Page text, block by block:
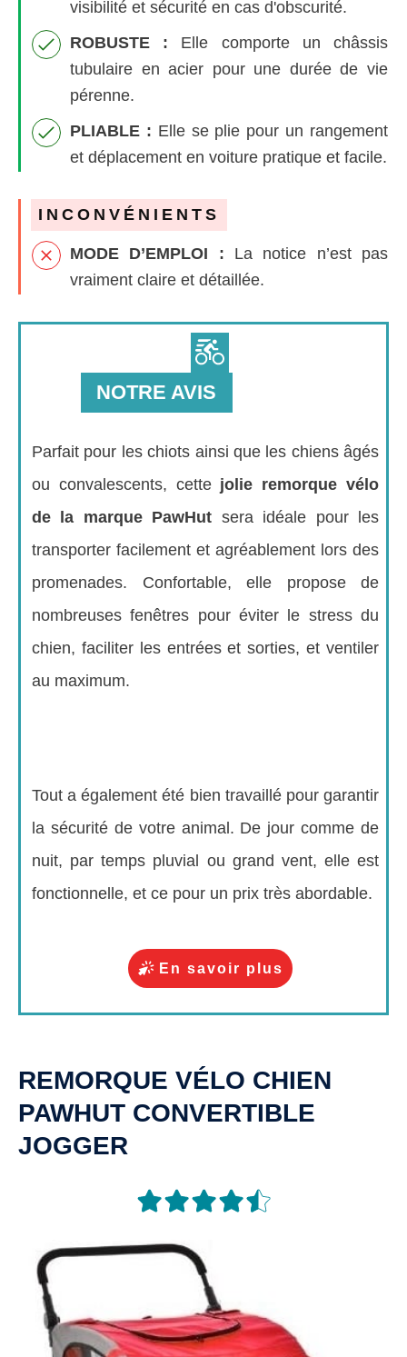
visibilité et sécurité en cas d'obscurité.
ROBUSTE : Elle comporte un châssis
tubulaire en acier pour une durée de vie
pérenne.
PLIABLE : Elle se plie pour un rangement
et déplacement en voiture pratique et facile.
INCONVÉNIENTS
MODE D’EMPLOI :
La notice n’est pas
vraiment claire et détaillée.
NOTRE AVIS
Parfait pour les chiots ainsi que les chiens âgés
ou convalescents, cette jolie remorque vélo
de la marque PawHut sera idéale pour les
transporter facilement et agréablement lors des
promenades. Confortable, elle propose de
nombreuses fenêtres pour éviter le stress du
chien, faciliter les entrées et sorties, et ventiler
au maximum.
Tout a également été bien travaillé pour garantir
la sécurité de votre animal. De jour comme de
nuit, par temps pluvial ou grand vent, elle est
fonctionnelle, et ce pour un prix très abordable.
En savoir plus
REMORQUE VÉLO CHIEN
PAWHUT CONVERTIBLE
JOGGER